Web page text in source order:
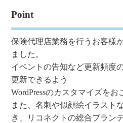
Point
保険代理店業務を行うお客様
ました。
イベントの告知など更新頻度
更新できるよう
WordPressのカスタマイズをお
また、名刺や似顔絵イラスト
き、リコネクトの総合ブラン